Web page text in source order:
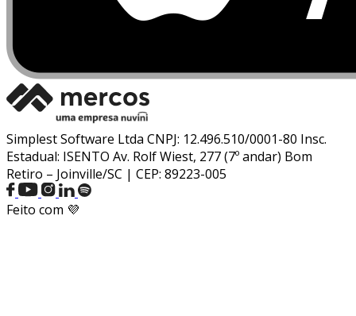
Simplest Software Ltda CNPJ: 12.496.510/0001-80 Insc.
Estadual: ISENTO Av. Rolf Wiest, 277 (7º andar) Bom
Retiro – Joinville/SC | CEP: 89223-005
Feito com 💜